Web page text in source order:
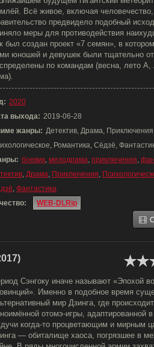
Всё живое, включая человечество,
предвидело подобный
меры для противодействия
был создан проект «7 семян», в
юношей и девушек были тщательно
по командам (весна, лето A,
2020
выхода: 2019-06-28
жанры: Детектив, Драма,
Романтика, Сёдзё,
боевик, мелодрама, приключения,
, Драма, Приключения,
, Фантастика
WEB-DLRip
Сэнгоку иначе называют «Эпохой
Именно в подобное время
мир Дзинга, где
отомэ-игры, адаптированной
когда-то процветающим и мирным
— обиталище хаоса, погрязшее в